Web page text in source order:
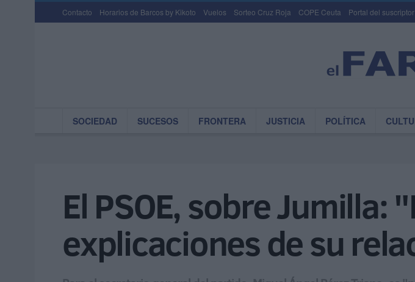
Contacto Horarios de Barcos by Kikoto Vuelos Sorteo Cruz Roja COPE Ceuta Portal del suscriptor
SOCIEDAD SUCESOS FRONTERA JUSTICIA POLÍTICA
El PSOE, sobre Jumilla:
explicaciones de su